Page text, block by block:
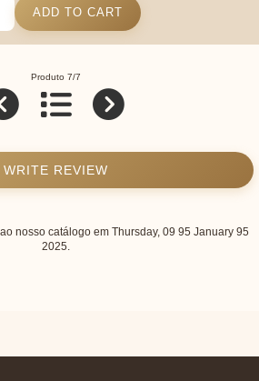
Produto 7/7
WRITE REVIEW
nosso catálogo em Thursday, 09 95 January 95
2025.